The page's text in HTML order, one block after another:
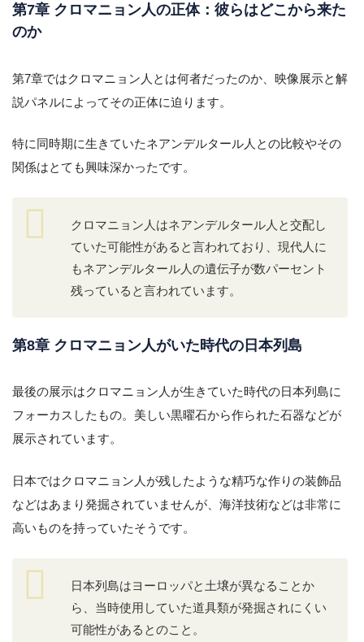
第7章 クロマニョン人の正体：彼らはどこから来た
のか
第7章ではクロマニョン人とは何者だったのか、映像展示と解
説パネルによってその正体に迫ります。
特に同時期に生きていたネアンデルタール人との比較やその
関係はとても興味深かったです。
クロマニョン人はネアンデルタール人と交配し
ていた可能性があると言われており、現代人に
もネアンデルタール人の遺伝子が数パーセント
残っていると言われています。
第8章 クロマニョン人がいた時代の日本列島
最後の展示はクロマニョン人が生きていた時代の日本列島に
フォーカスしたもの。美しい黒曜石から作られた石器などが
展示されています。
日本ではクロマニョン人が残したような精巧な作りの装飾品
などはあまり発掘されていませんが、海洋技術などは非常に
高いものを持っていたそうです。
日本列島はヨーロッパと土壌が異なることか
ら、当時使用していた道具類が発掘されにくい
可能性があるとのこと。